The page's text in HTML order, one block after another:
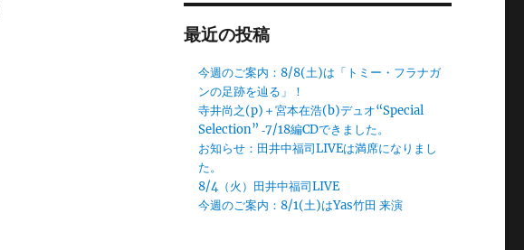
最近の投稿
今週のご案内：8/8(土)は「トミー・フラナガ
ンの足跡を辿る」！
寺井尚之(p)＋宮本在浩(b)デュオ“Special
Selection” ‐7/18編CDできました。
お知らせ：田井中福司LIVEは満席になりまし
た。
8/4（火）田井中福司LIVE
今週のご案内：8/1(土)はYas竹田 来演